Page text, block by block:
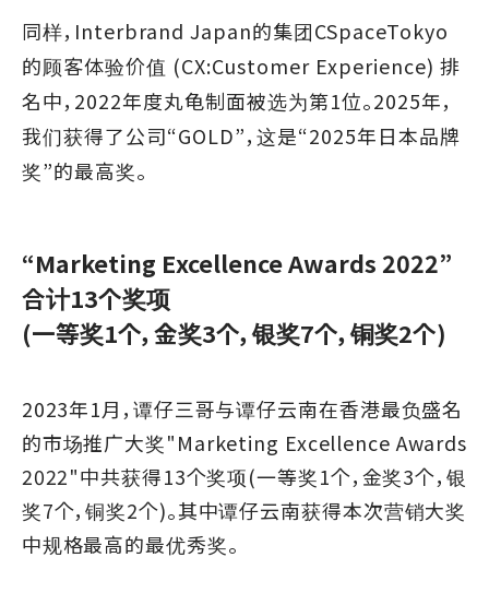
同样，Interbrand Japan的集团CSpaceTokyo
的顾客体验价值 (CX:Customer Experience) 排
名中，2022年度丸龟制面被选为第1位。2025年，
我们获得了公司“GOLD”，这是“2025年日本品牌
奖”的最高奖。
“Marketing Excellence Awards 2022”
合计13个奖项
(一等奖1个，金奖3个，银奖7个，铜奖2个)
2023年1月，谭仔三哥与谭仔云南在香港最负盛名
的市场推广大奖"Marketing Excellence Awards
2022"中共获得13个奖项(一等奖1个，金奖3个，银
奖7个，铜奖2个)。其中谭仔云南获得本次营销大奖
中规格最高的最优秀奖。